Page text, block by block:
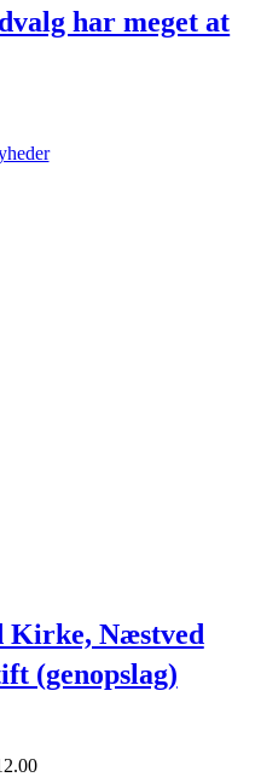
har meget at
Kirke, Næstved
(genopslag)